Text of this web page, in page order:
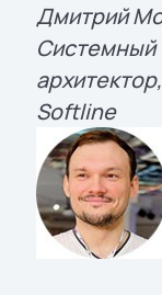
Системный
архитектор,
Softline